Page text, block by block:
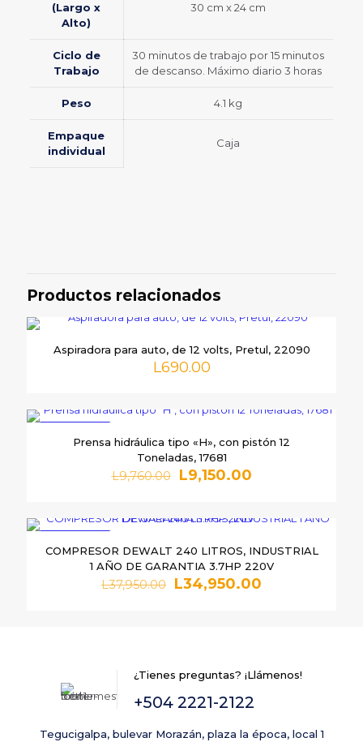
(Largo x
Alto)
30 cm x 24 cm
Ciclo de
Trabajo
30 minutos de trabajo por 15 minutos
de descanso. Máximo diario 3 horas
Peso 4.1 kg
Empaque
individual
Caja
CIRCULAR TRUPER 7 1/4 1750W
11004”
campos obligatorios están marcados con *
navegador para la próxima vez que comente.
Productos relacionados
Aspiradora para auto, de 12 volts, Pretul, 22090
L690.00
Prensa hidráulica tipo «H», con pistón 12
Toneladas, 17681
L9,760.00
El
era:
L9,150.00El
es:
COMPRESOR DEWALT 240 LITROS, INDUSTRIAL
1 AÑO DE GARANTIA 3.7HP 220V
L37,950.00
El
L34,950.00
¿Tienes preguntas? ¡Llámenos!
+504 2221-2122
Tegucigalpa, bulevar Morazán, plaza la época, local 1